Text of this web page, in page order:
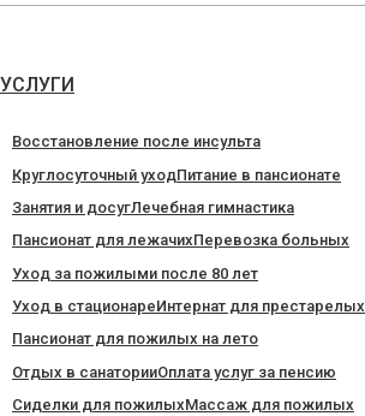
Перейти
содержанию
УСЛУГИ
Восстановление после инсульта
Круглосуточный уходПитание в пансионате
Занятия и досугЛечебная гимнастика
Пансионат для лежачихПеревозка больных
Уход за пожилыми после 80 лет
Уход в стационареИнтернат для престарелых
Пансионат для пожилых на лето
Отдых в санаторииОплата услуг за пенсию
Сиделки для пожилыхМассаж для пожилых